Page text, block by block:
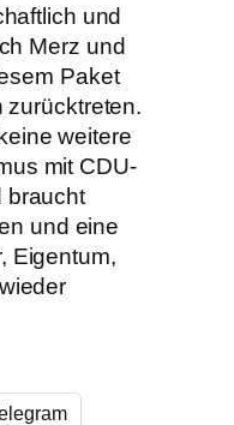
und
Merz und
Paket
zurücktreten.
weitere
mit CDU-
braucht
und eine
Eigentum,